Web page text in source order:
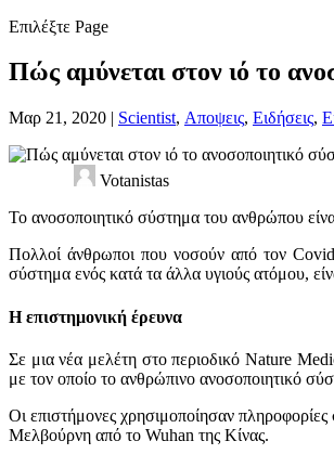
Επιλέξτε Page
Πώς αμύνεται στον ιό το
Μαρ 21, 2020 | Scientist, Αποψεις, Ειδήσεις,
Votanistas
Το ανοσοποιητικό σύστημα του ανθρώπου
Πολλοί άνθρωποι που νοσούν από τον
σύστημα ενός κατά τα άλλα υγιούς ατόμου,
Η επιστημονική έρευνα
Σε μια νέα μελέτη στο περιοδικό Nature
με τον οποίο το ανθρώπινο ανοσοποιητικό
Οι επιστήμονες χρησιμοποίησαν
Μελβούρνη από το Wuhan της Κίνας.